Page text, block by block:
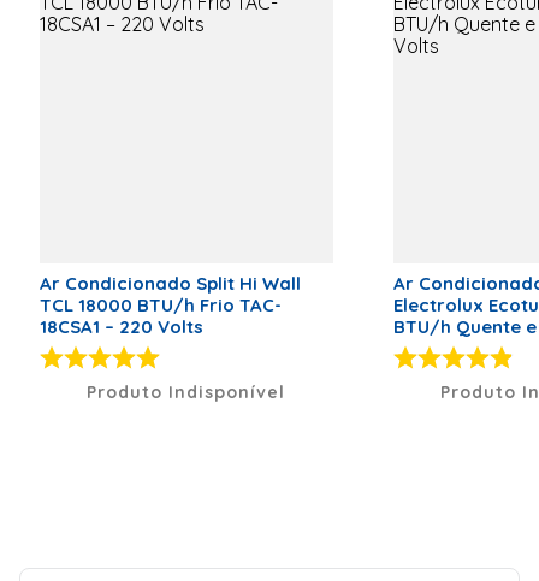
Comprimento Condensadora
707
Ar Condicionado Split Hi Wall
TCL 18000 BTU/h Frio TAC-
18CSA1 – 220 Volts
Produto Indisponível
Ar
Electrolux
BTU/h Quente
Volts
Produto